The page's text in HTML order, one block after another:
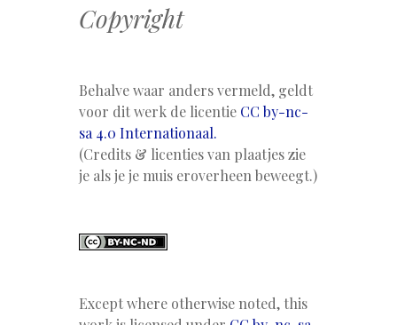
Copyright
Behalve waar anders vermeld, geldt
voor dit werk de licentie CC by-nc-
sa 4.0 Internationaal.
(Credits & licenties van plaatjes zie
je als je je muis eroverheen beweegt.)
Except where otherwise noted, this